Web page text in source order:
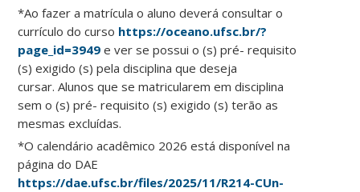
*Ao fazer a matrícula o aluno deverá consultar o
currículo do curso https://oceano.ufsc.br/?
page_id=3949 e ver se possui o (s) pré- requisito
(s) exigido (s) pela disciplina que deseja
cursar. Alunos que se matricularem em disciplina
sem o (s) pré- requisito (s) exigido (s) terão as
mesmas excluídas.
*O calendário acadêmico 2026 está disponível na
página do DAE
https://dae.ufsc.br/files/2025/11/R214-CUn-